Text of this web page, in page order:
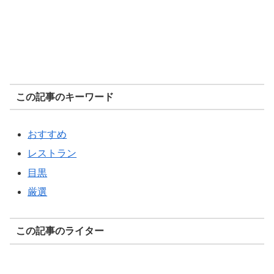
この記事のキーワード
おすすめ
レストラン
目黒
厳選
この記事のライター